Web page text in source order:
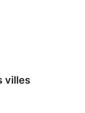
villes